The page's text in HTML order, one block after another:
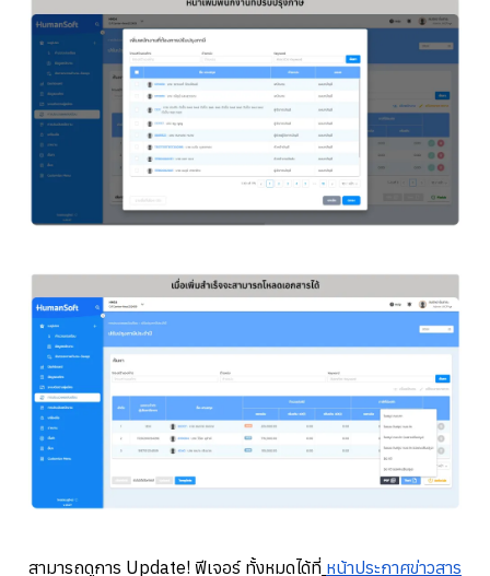
สามารถดูการ Update! ฟีเจอร์ทั้งหมดได้ที่ หน้าประกาศข่าวสาร